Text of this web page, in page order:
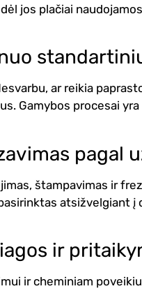
jos plačiai
ar reikia
Gamybos procesai
pagal
štampavimas ir
atsižvelgiant
ir
ir cheminiam